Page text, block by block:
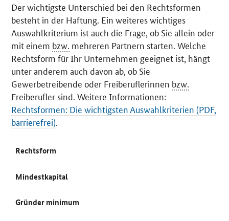
Der wichtigste Unterschied bei den Rechtsformen
besteht in der Haftung. Ein weiteres wichtiges
Auswahlkriterium ist auch die Frage, ob Sie allein oder
mit einem bzw. mehreren Partnern starten. Welche
Rechtsform für Ihr Unternehmen geeignet ist, hängt
unter anderem auch davon ab, ob Sie
Gewerbetreibende oder Freiberuflerinnen bzw.
Freiberufler sind. Weitere Informationen:
Rechtsformen: Die wichtigsten Auswahlkriterien (PDF,
barrierefrei).
Rechtsform
Mindestkapital
Gründer minimum